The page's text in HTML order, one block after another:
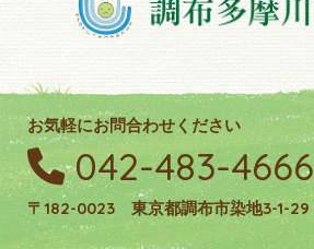
お気軽にお問合わせください
042-483-4666
〒182-0023 東京都調布市染地3-1-29